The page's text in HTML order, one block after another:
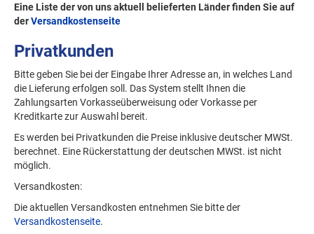
Eine Liste der von uns aktuell belieferten Länder finden Sie auf
derVersandkostenseite
Privatkunden
Bitte geben Sie bei der Eingabe Ihrer Adresse an, in welches Land
die Lieferung erfolgen soll. Das System stellt Ihnen die
Zahlungsarten Vorkasseüberweisung oder Vorkasse per
Kreditkarte zur Auswahl bereit.
Es werden bei Privatkunden die Preise inklusive deutscher MWSt.
berechnet. Eine Rückerstattung der deutschen MWSt. ist nicht
möglich.
Versandkosten:
Die aktuellen Versandkosten entnehmen Sie bitte der
Versandkostenseite.